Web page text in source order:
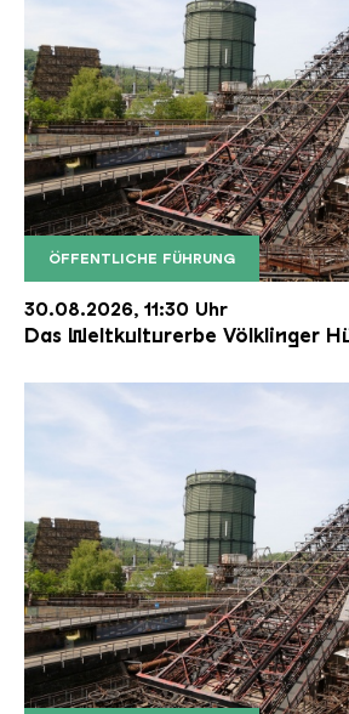
ÖFFENTLICHE FÜHRUNG
Der Erzschrägaufzug der
Copyright: Weltkulturerbe
30.08.2026, 11:30 Uhr
Das Weltkulturerbe Völklinger